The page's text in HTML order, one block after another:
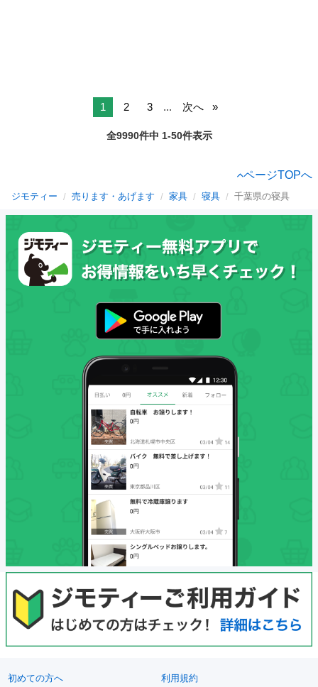
1 2 3 ... 次へ
全9990件中 1-50件表示
ページTOPへ
ジモティー 売ります・あげます 家具 寝具 千葉県の寝具
初めての方へ 利用規約